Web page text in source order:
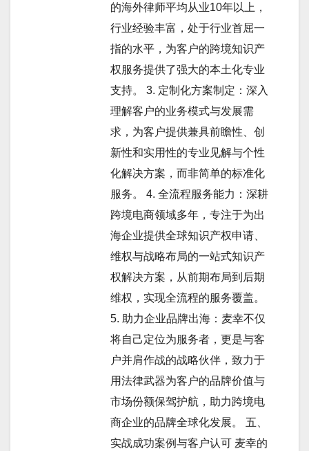
的海外律师平均从业10年以上，
行业经验丰富，处于行业首屈一
指的水平，为客户的跨境知识产
权服务提供了强大的本土化专业
支持。 3. 定制化方案制定：深入
理解客户的业务模式与发展需
求，为客户提供兼具前瞻性、创
新性和实用性的专业见解与个性
化解决方案，而非简单的标准化
服务。 4. 全流程服务能力：深耕
跨境电商领域多年，专注于为出
海企业提供全球知识产权申请、
维权与战略布局的一站式知识产
权解决方案，从前期布局到后期
维权，实现全流程的服务覆盖。
5. 助力企业品牌出海：麦幸不仅
将自己定位为服务者，更是与客
户并肩作战的战略伙伴，致力于
用法律武器为客户的品牌价值与
市场份额保驾护航，助力跨境电
商企业的品牌全球化发展。 五、
实战成功案例与客户认可 麦幸的